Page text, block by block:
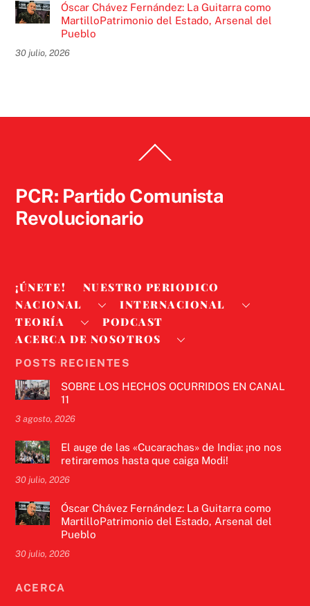
Óscar Chávez Fernández: La Guitarra como
MartilloPatrimonio del Estado, Arsenal del
Pueblo
30 julio, 2026
To
PCR: Partido Comunista
Revolucionario
¡ÚNETE!
NUESTRO PERIODICO
NACIONAL
INTERNACIONAL
TEORÍA
PODCAST
ACERCA DE NOSOTROS
POSTS RECIENTES
SOBRE LOS HECHOS OCURRIDOS EN CANAL
11
3 agosto, 2026
El auge de las «Cucarachas» de India: ¡no nos
retiraremos hasta que caiga Modi!
30 julio, 2026
Óscar Chávez Fernández: La Guitarra como
MartilloPatrimonio del Estado, Arsenal del
Pueblo
30 julio, 2026
ACERCA